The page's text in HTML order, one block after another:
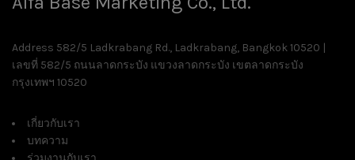
Address 582/5 Ladkrabang Rd., Ladkrabang, Bangkok 10520 |
เลขที่ 582/5 ถนนลาดกระบัง แขวงลาดกระบัง เขตลาดกระบัง
กรุงเทพฯ 10520
เกี่ยวกับเรา
บทความ